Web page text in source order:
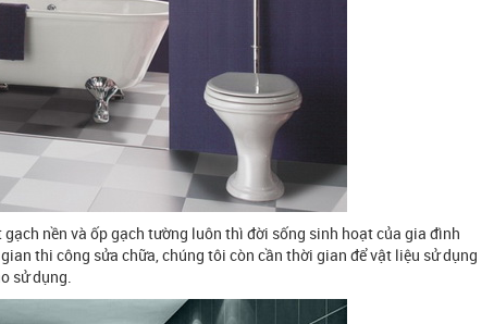
nền và ốp gạch tường luôn thì đời sống sinh hoạt của gia đình
thi công sửa chữa, chúng tôi còn cần thời gian để vật liệu sử dụng
sử dụng.